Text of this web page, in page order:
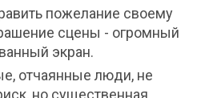
пожелание своему
сцены - огромный
экран.
отчаянные люди, не